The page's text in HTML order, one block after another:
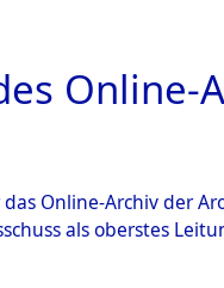
Online-
Online-Archiv der
als oberstes